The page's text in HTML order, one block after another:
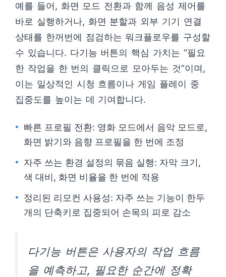
예를 들어, 화면 모드 전환과 함께 음성 제어를
바로 실행하거나, 화면 분할과 외부 기기 연결
상태를 한꺼번에 점검하는 워크플로우를 구성할
수 있습니다. 다기능 버튼의 핵심 가치는 “필요
한 작업을 한 번의 클릭으로 모아두는 것”이며,
이는 일상적인 시청 흐름이나 게임 플레이 중
집중도를 높이는 데 기여합니다.
빠른 프로필 전환: 영화 모드에서 음악 모드로,
화면 밝기와 음향 프로필을 한 번에 조정
자주 쓰는 환경 설정의 묶음 실행: 자막 크기,
색 대비, 화면 비율을 한 번에 적용
정리된 리모컨 사용성: 자주 쓰는 기능이 한두
개의 단축키로 집중되어 손목의 피로 감소
다기능 버튼은 사용자의 작업 흐름
을 예측하고, 필요한 순간에 정확